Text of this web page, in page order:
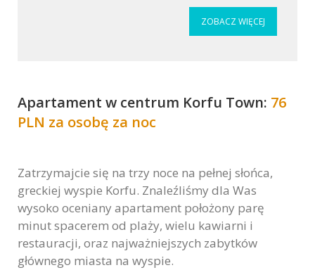
ZOBACZ WIĘCEJ
Apartament w centrum Korfu Town: 76
PLN za osobę za noc
Zatrzymajcie się na trzy noce na pełnej słońca,
greckiej wyspie Korfu. Znaleźliśmy dla Was
wysoko oceniany apartament położony parę
minut spacerem od plaży, wielu kawiarni i
restauracji, oraz najważniejszych zabytków
głównego miasta na wyspie.